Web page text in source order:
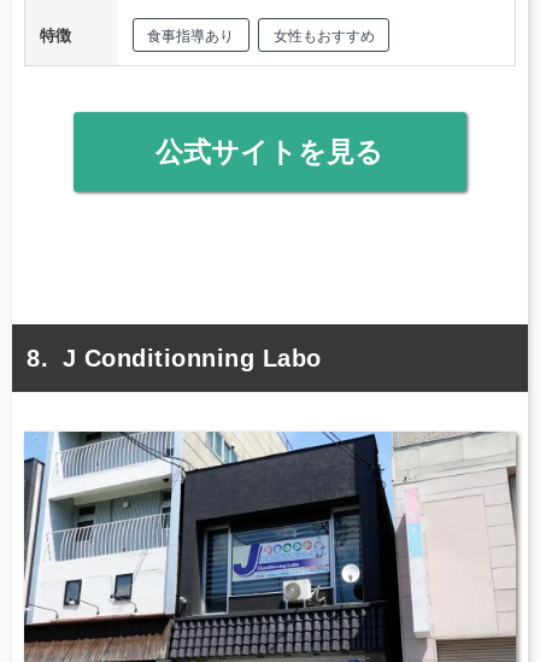
特徴 食事指導あり 女性もおすすめ
公式サイトを見る
J Conditionning Labo